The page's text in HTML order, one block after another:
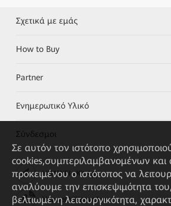
Σχετικά με εμάς
How to Buy
Partner
Ενημερωτικό Υλικό
Σύνδεσμοι
HUAWEI eKit App
Huawei HiKnow App
Σε αυτόν τον ιστότοπο
cookies,συμπεριλαμβανομένων και
προκειμένου ο ιστότοπος να
αναλύουμε την επισκεψιμότητα
βελτιωμένη λειτουργικότητα,